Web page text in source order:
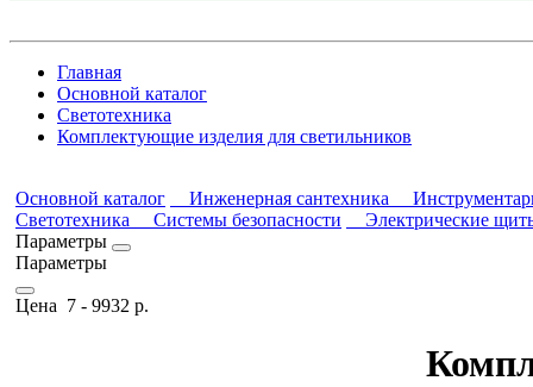
Главная
Основной каталог
Светотехника
Комплектующие изделия для светильников
Основной каталог Инженерная сантехника
Светотехника
Системы безопасности
Электрические
Параметры
Параметры
Цена 7 - 9932 р.